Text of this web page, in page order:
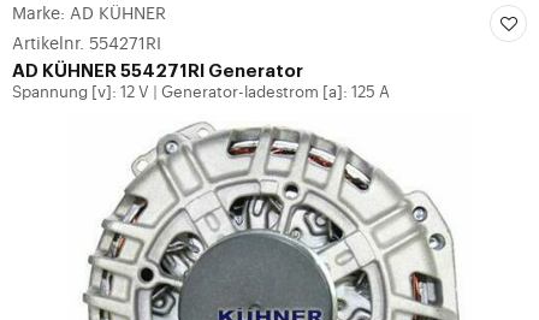
Marke: AD KÜHNER
Artikelnr. 554271RI
AD KÜHNER 554271RI Generator
Spannung [v]: 12 V Generator-ladestrom [a]: 125 A